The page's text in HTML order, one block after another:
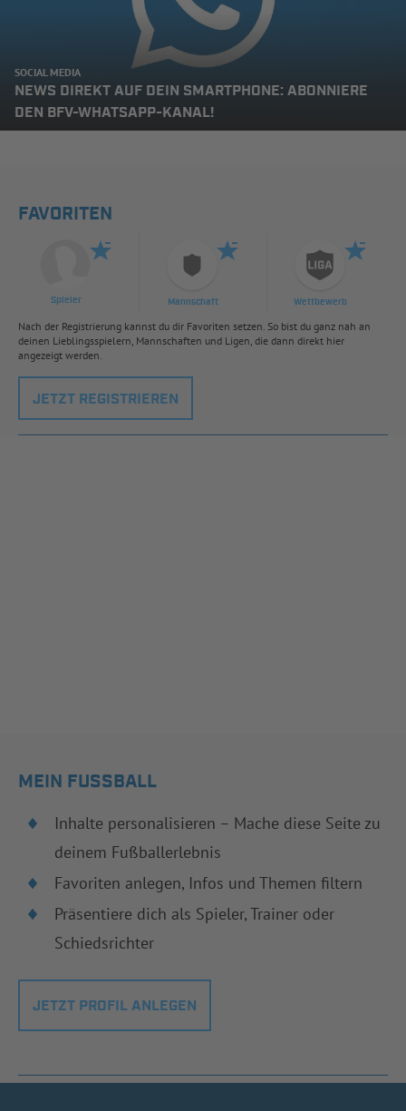
SOCIAL MEDIA
NEWS DIREKT AUF DEIN SMARTPHONE: ABONNIERE
DEN BFV-WHATSAPP-KANAL!
FAVORITEN
Spieler Mannschaft Wettbewerb
Nach der Registrierung kannst du dir Favoriten setzen. So bist du ganz nah an
deinen Lieblingsspielern, Mannschaften und Ligen, die dann direkt hier
angezeigt werden.
JETZT REGISTRIEREN
MEIN FUSSBALL
Inhalte personalisieren – Mache diese Seite zu
deinem Fußballerlebnis
Favoriten anlegen, Infos und Themen filtern
Präsentiere dich als Spieler, Trainer oder
Schiedsrichter
JETZT PROFIL ANLEGEN